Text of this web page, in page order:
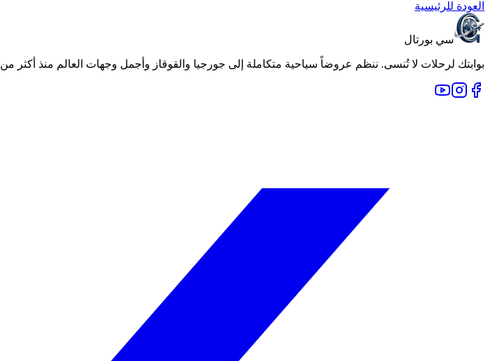
العودة للرئيسية
سي بورتال
بوابتك لرحلات لا تُنسى. ننظم عروضاً سياحية متكاملة إلى جورجيا والقوقاز وأجمل وجهات العالم منذ أكثر من 10 سنوات، بخدمة عربية كاملة على مدار الساعة.